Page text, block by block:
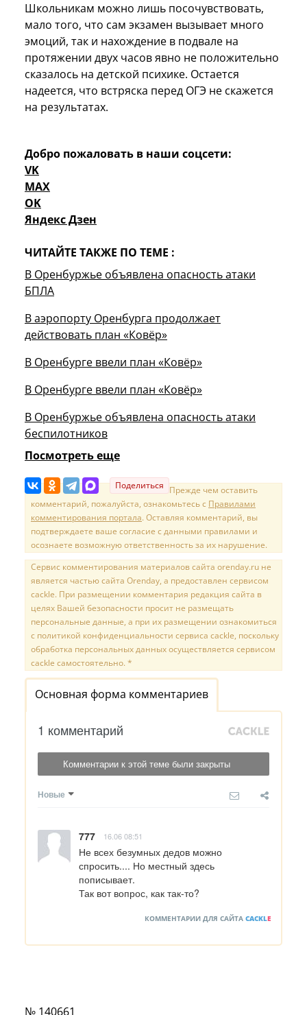
Школьникам можно лишь посочувствовать,
мало того, что сам экзамен вызывает много
эмоций, так и нахождение в подвале на
протяжении двух часов явно не положительно
сказалось на детской психике. Остается
надеется, что встряска перед ОГЭ не скажется
на результатах.
Добро пожаловать в наши соцсети:
VK
MAX
OK
Яндекс Дзен
ЧИТАЙТЕ ТАКЖЕ ПО ТЕМЕ :
В Оренбуржье объявлена опасность атаки
БПЛА
В аэропорту Оренбурга продолжает
действовать план «Ковёр»
В Оренбурге ввели план «Ковёр»
В Оренбурге ввели план «Ковёр»
В Оренбуржье объявлена опасность атаки
беспилотников
Посмотреть еще
Поделиться Прежде чем оставить
комментарий, пожалуйста, ознакомьтесь с Правилами
комментирования портала. Оставляя комментарий, вы
подтверждаете ваше согласие с данными правилами и
осознаете возможную ответственность за их нарушение.
Сервис комментирования материалов сайта orenday.ru не
является частью сайта Orenday, а предоставлен сервисом
cackle. При размещении комментария редакция сайта в
целях Вашей безопасности просит не размещать
персональные данные, а при их размещении ознакомиться
с политикой конфиденциальности сервиса cackle, поскольку
обработка персональных данных осуществляется сервисом
cackle самостоятельно. *
Основная форма комментариев
1 комментарий
Комментарии к этой теме были закрыты
Новые
777 16.06 08:51
Не всех безумных дедов можно
спросить.... Но местный здесь
пописывает.
Так вот вопрос, как так-то?
КОММЕНТАРИИ ДЛЯ САЙТА CACKLE
№ 140661